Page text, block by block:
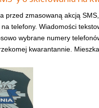
przed zmasowaną akcją
telefony. Wiadomości
wybrane numery
kwarantannie.